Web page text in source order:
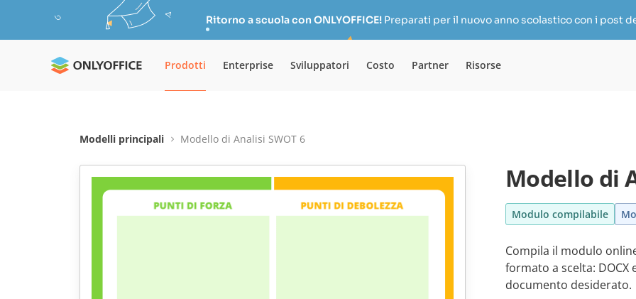
Ritorno a scuola con ONLYOFFICE! Preparati per il nuovo anno scolastico con i post
Prodotti Enterprise Sviluppatori Costo Partner Risorse
Modelli principali Modello di Analisi SWOT 6
Modello di
Modulo compilabile
Compila il modulo
formato a scelta: DOCX
documento desiderato.